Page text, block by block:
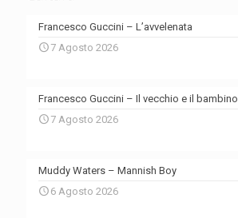
Francesco Guccini – L’avvelenata
7 Agosto 2026
Francesco Guccini – Il vecchio e il bambino
7 Agosto 2026
Muddy Waters – Mannish Boy
6 Agosto 2026